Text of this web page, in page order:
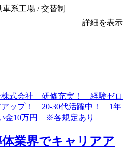
系工場 / 交替制
詳細を表示
体業界でキャリアア